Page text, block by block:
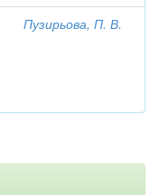
Пузирьова, П. В.